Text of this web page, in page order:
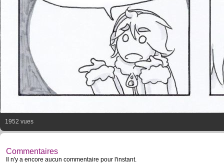
1952 vues
Commentaires
Il n'y a encore aucun commentaire pour l'instant.